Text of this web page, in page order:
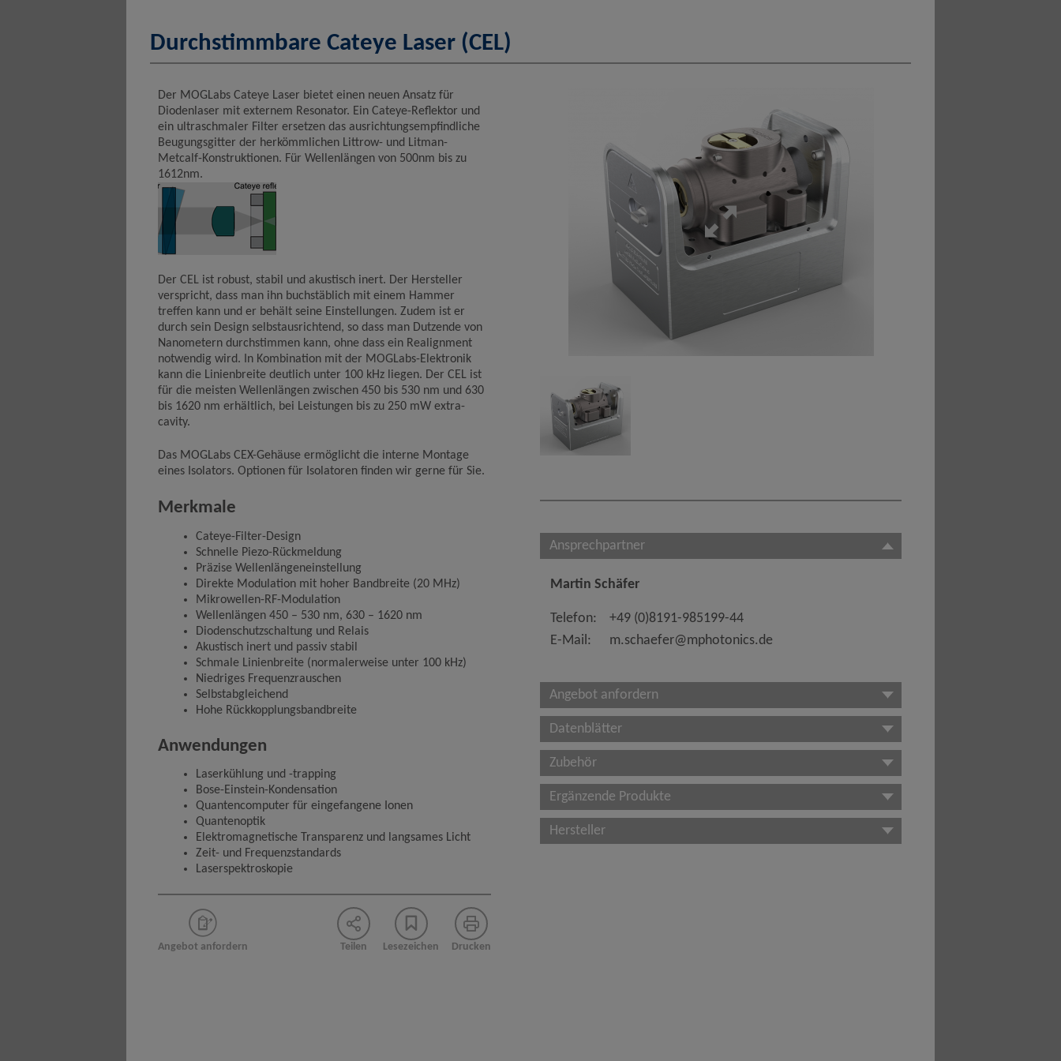
Durchstimmbare Cateye Laser (CEL)
Der MOGLabs Cateye Laser bietet einen neuen Ansatz für
Diodenlaser mit externem Resonator. Ein Cateye-Reflektor und
ein ultraschmaler Filter ersetzen das ausrichtungsempfindliche
Beugungsgitter der herkömmlichen Littrow- und Litman-
Metcalf-Konstruktionen. Für Wellenlängen von 500nm bis zu
1612nm.
Der CEL ist robust, stabil und akustisch inert. Der Hersteller
verspricht, dass man ihn buchstäblich mit einem Hammer
treffen kann und er behält seine Einstellungen. Zudem ist er
durch sein Design selbstausrichtend, so dass man Dutzende von
Nanometern durchstimmen kann, ohne dass ein Realignment
notwendig wird. In Kombination mit der MOGLabs-Elektronik
kann die Linienbreite deutlich unter 100 kHz liegen. Der CEL ist
für die meisten Wellenlängen zwischen 450 bis 530 nm und 630
bis 1620 nm erhältlich, bei Leistungen bis zu 250 mW extra-
cavity.
Das MOGLabs CEX-Gehäuse ermöglicht die interne Montage
eines Isolators. Optionen für Isolatoren finden wir gerne für Sie.
Merkmale
Cateye-Filter-Design
Schnelle Piezo-Rückmeldung
Präzise Wellenlängeneinstellung
Direkte Modulation mit hoher Bandbreite (20 MHz)
Mikrowellen-RF-Modulation
Wellenlängen 450 – 530 nm, 630 – 1620 nm
Diodenschutzschaltung und Relais
Akustisch inert und passiv stabil
Schmale Linienbreite (normalerweise unter 100 kHz)
Niedriges Frequenzrauschen
Selbstabgleichend
Hohe Rückkopplungsbandbreite
Anwendungen
Laserkühlung und -trapping
Bose-Einstein-Kondensation
Quantencomputer für eingefangene Ionen
Quantenoptik
Elektromagnetische Transparenz und langsames Licht
Zeit- und Frequenzstandards
Laserspektroskopie
Angebot anfordern Teilen Lesezeichen Drucken
Ansprechpartner
Martin Schäfer
Telefon:
+49 (0)8191-985199-44
E-Mail:
m.schaefer@mphotonics.de
Angebot anfordern
Datenblätter
Zubehör
Ergänzende Produkte
Hersteller
Google Analytics
Anbieter
Google LLC
Cookie Name
_ga,_gid
Cookie Laufzeit
2 Jahre